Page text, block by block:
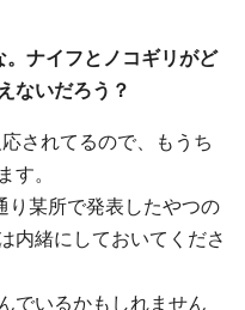
ナイフとノコギリがど
ないだろう？
されてるので、もうち
す。
某所で発表したやつの
内緒にしておいてくださ
でいるかもしれません